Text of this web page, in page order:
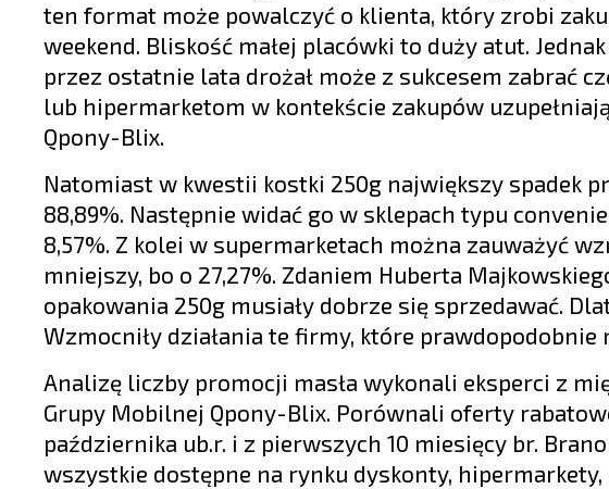
ten format może powalczyć o klienta, który zrobi
weekend. Bliskość małej placówki to duży atut.
przez ostatnie lata drożał może z sukcesem zabrać
lub hipermarketom w kontekście zakupów
Qpony-Blix.
Natomiast w kwestii kostki 250g największy spadek
88,89%. Następnie widać go w sklepach typu
8,57%. Z kolei w supermarketach można zauważyć
mniejszy, bo o 27,27%. Zdaniem Huberta
opakowania 250g musiały dobrze się sprzedawać.
Wzmocniły działania te firmy, które prawdopodobnie
Analizę liczby promocji masła wykonali eksperci z
Grupy Mobilnej Qpony-Blix. Porównali oferty
października ub.r. i z pierwszych 10 miesięcy br.
wszystkie dostępne na rynku dyskonty,